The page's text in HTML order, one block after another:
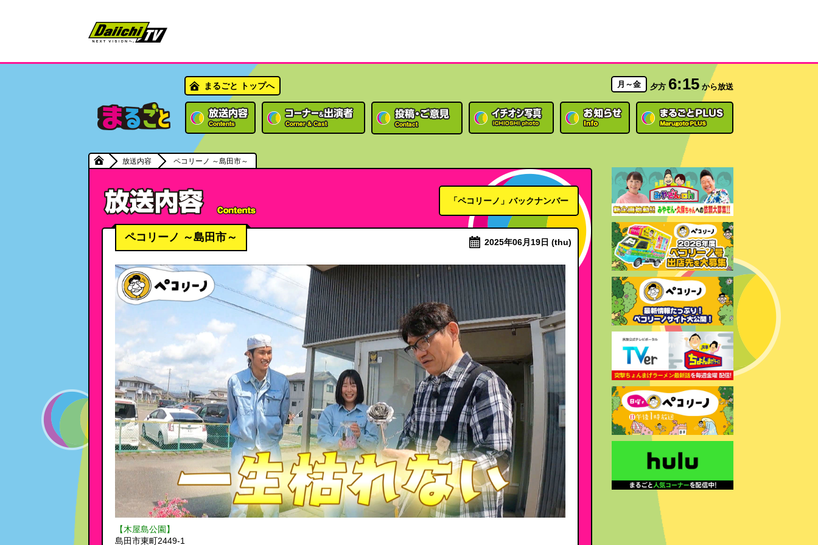
まるごと トップへ 月～金 夕方 6:15 から放送
放送内容 ペコリーノ ～島田市～
「ペコリーノ」バックナンバー
ペコリーノ ～島田市～ 2025年06月19日 (thu)
【木屋島公園】
島田市東町2449-1